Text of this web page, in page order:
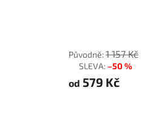
1 157 Kč
–50 %
od 579 Kč